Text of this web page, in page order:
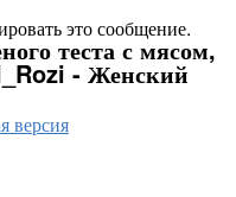
это сообщение.
теста с мясом,
- Женский
версия